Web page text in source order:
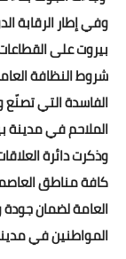
وفي إطار الرقابة
بيروت على
شروط النظافة
الفاسدة التي
الملاحم في مدينة
وذكرت دائرة
كافة مناطق
العامة لضمان
المواطنين في